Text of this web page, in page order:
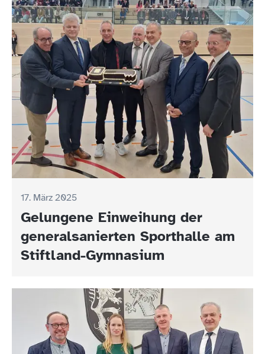
17. März 2025
Gelungene Einweihung der
generalsanierten Sporthalle am
Stiftland-Gymnasium